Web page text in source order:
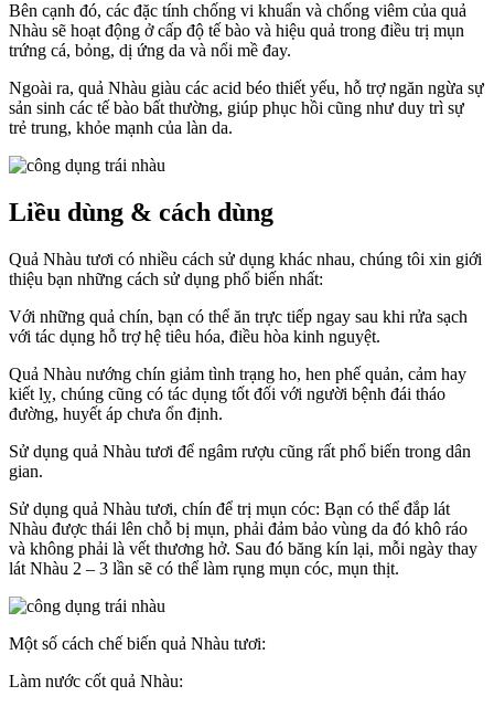
Bên cạnh đó, các đặc tính chống vi khuẩn và chống viêm của quả
Nhàu sẽ hoạt động ở cấp độ tế bào và hiệu quả trong điều trị mụn
trứng cá, bỏng, dị ứng da và nổi mề đay.
Ngoài ra, quả Nhàu giàu các acid béo thiết yếu, hỗ trợ ngăn ngừa sự
sản sinh các tế bào bất thường, giúp phục hồi cũng như duy trì sự
trẻ trung, khỏe mạnh của làn da.
Liều dùng & cách dùng
Quả Nhàu tươi có nhiều cách sử dụng khác nhau, chúng tôi xin giới
thiệu bạn những cách sử dụng phổ biến nhất:
​​​Với những quả chín, bạn có thể ăn trực tiếp ngay sau khi rửa sạch
với tác dụng hỗ trợ hệ tiêu hóa, điều hòa kinh nguyệt.
Quả Nhàu nướng chín giảm tình trạng ho, hen phế quản, cảm hay
kiết lỵ, chúng cũng có tác dụng tốt đối với người bệnh đái tháo
đường, huyết áp chưa ổn định.
Sử dụng quả Nhàu tươi để ngâm rượu cũng rất phổ biến trong dân
gian.
Sử dụng quả Nhàu tươi, chín để trị mụn cóc: Bạn có thể đắp lát
Nhàu được thái lên chỗ bị mụn, phải đảm bảo vùng da đó khô ráo
và không phải là vết thương hở. Sau đó băng kín lại, mỗi ngày thay
lát Nhàu 2 – 3 lần sẽ có thể làm rụng mụn cóc, mụn thịt.
Một số cách chế biến quả Nhàu tươi:
Làm nước cốt quả Nhàu: